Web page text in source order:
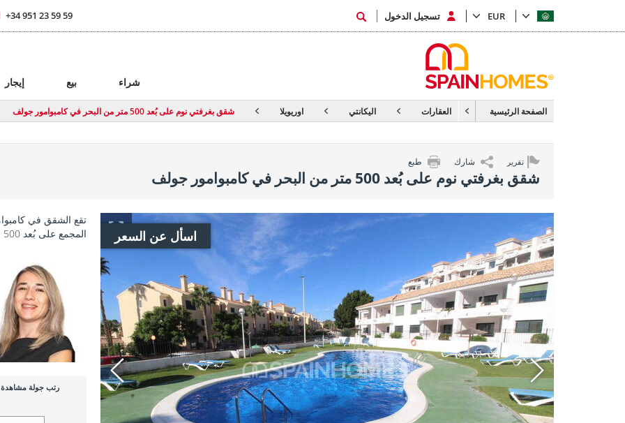
الصفحة الرئيسية العقارات اليكانتي اوريويلا شقق بغرفتي نوم على بُعد 500 متر من البحر في كامبوامور جولف
تقرير شارك طبع
شقق بغرفتي نوم على بُعد 500 متر من البحر في كامبوامور جولف
اسأل عن السعر
تقع الشقق في
المجمع على بُعد 500 متر فقط من البحر و1.2 كم من أقرب ملعب جولف.
Whatsapp
رتب جولة مشاهدة
EUR تسجيل الدخول +34 951 23 59 59
شراء بيع إيجار